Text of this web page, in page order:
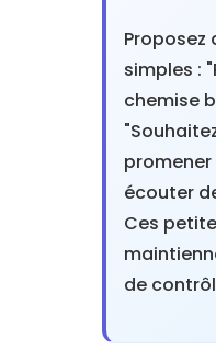
Proposez
simples :
chemise
écouter
Ces
de